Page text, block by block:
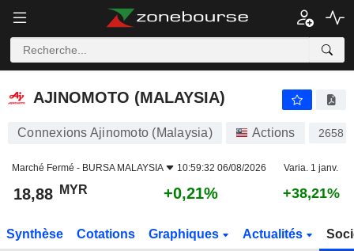
AJINOMOTO (MALAYSIA)
AJINOMOTO (MALAYSIA)
Connexions Ajinomoto (Malaysia) Actions 2658
Marché Fermé - BURSA MALAYSIA 10:59:32 06/08/2026 Varia. 1 janv.
18,88 MYR +0,21% +38,21%
Synthèse Cotations Graphiques Actualités